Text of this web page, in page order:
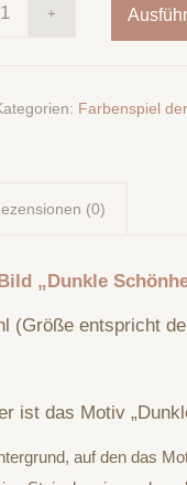
Farbenspiel
(0)
„Dunkle
(Größe entspricht
ist das Motiv
auf den das